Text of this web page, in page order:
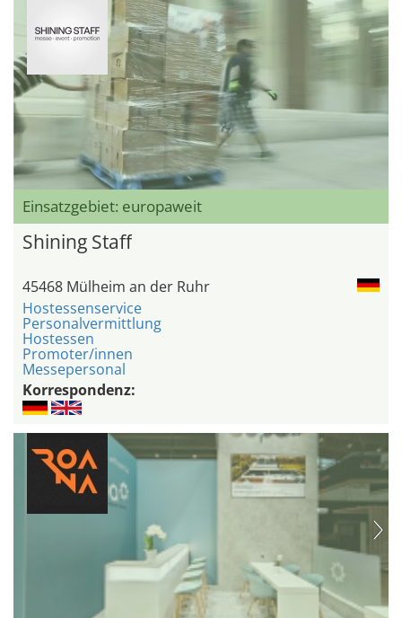
Einsatzgebiet: europaweit
Shining Staff
45468 Mülheim an der Ruhr
Hostessenservice
Personalvermittlung
Hostessen
Promoter/innen
Messepersonal
Korrespondenz: